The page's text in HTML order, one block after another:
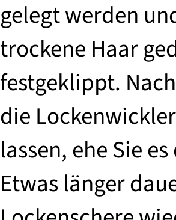
gelegt werden
trockene Haar
festgeklippt.
die
lassen, ehe Sie
Etwas länger